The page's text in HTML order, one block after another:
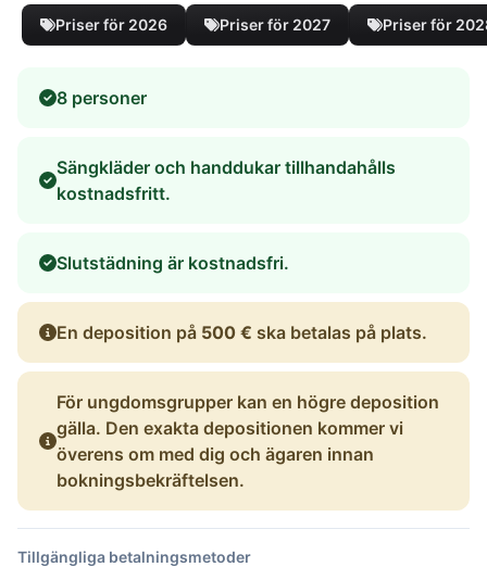
Priser för 2026 Priser för 2027 Priser för
8 personer
Sängkläder och handdukar tillhandahålls
kostnadsfritt.
Slutstädning är kostnadsfri.
En deposition på 500 € ska betalas på plats.
För ungdomsgrupper kan en högre deposition
gälla. Den exakta depositionen kommer vi
överens om med dig och ägaren innan
bokningsbekräftelsen.
Tillgängliga betalningsmetoder